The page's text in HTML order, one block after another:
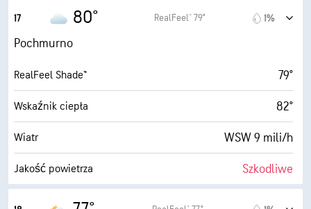
Maksymalny wskaźnik UV
Porywy wiatru
Wilgotność 57%
Punkt rosy 66° F
AccuLumen Brightness Index™ 1 (Ciemne)
Zachmurzenie 98%
17 80° RealFeel® 79° 1%
Pochmurno
RealFeel Shade™ 79°
Wskaźnik ciepła 82°
Wiatr WSW 9 mili/h
Jakość powietrza Szkodliwe
Maksymalny wskaźnik UV